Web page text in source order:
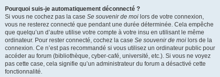
Pourquoi suis-je automatiquement déconnecté ?
Si vous ne cochez pas la case Se souvenir de moi lors de votre connexion,
vous ne resterez connecté que pendant une durée déterminée. Cela empêche
que quelqu’un d’autre utilise votre compte à votre insu en utilisant le même
ordinateur. Pour rester connecté, cochez la case Se souvenir de moi lors de la
connexion. Ce n’est pas recommandé si vous utilisez un ordinateur public pour
accéder au forum (bibliothèque, cyber-café, université, etc.). Si vous ne voyez
pas cette case, cela signifie qu’un administrateur du forum a désactivé cette
fonctionnalité.